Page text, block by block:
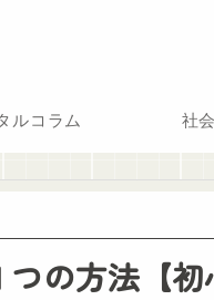
ルコラム 社
の方法【初